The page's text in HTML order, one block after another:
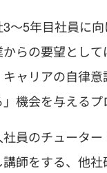
～5年目社員に
からの要望とし
ャリアの自律
機会を与える
員のチュータ
師をする、他